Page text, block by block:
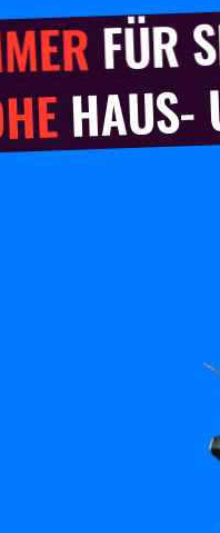
FÜR
HAUS-